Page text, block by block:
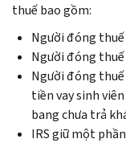
thuế bao gồm:
Người đóng
Người đóng
Người đóng
tiền vay sinh
bang chưa trả
IRS giữ một